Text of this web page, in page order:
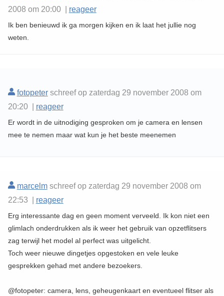
2008 om 20:00 | reageer
Ik ben benieuwd ik ga morgen kijken en ik laat het jullie nog
weten.
fotopeterschreef op zaterdag 29 november 2008 om
20:20 | reageer
Er wordt in de uitnodiging gesproken om je camera en lensen
mee te nemen maar wat kun je het beste meenemen
marcelmschreef op zaterdag 29 november 2008 om
22:53 | reageer
Erg interessante dag en geen moment verveeld. Ik kon niet een
glimlach onderdrukken als ik weer het gebruik van opzetflitsers
zag terwijl het model al perfect was uitgelicht.
Toch weer nieuwe dingetjes opgestoken en vele leuke
gesprekken gehad met andere bezoekers.
@fotopeter: camera, lens, geheugenkaart en eventueel flitser als